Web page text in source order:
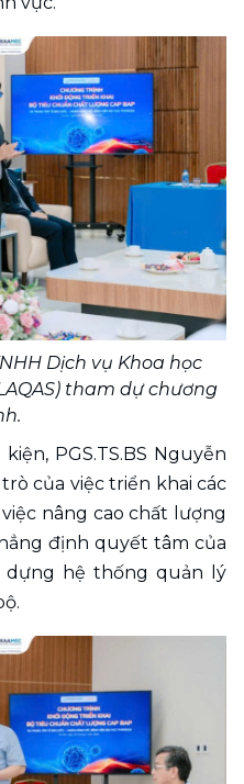
Dịch vụ Khoa học
tham dự chương
PGS.TS.BS Nguyễn
của việc triển khai các
nâng cao chất lượng
định quyết tâm của
dựng hệ thống quản lý